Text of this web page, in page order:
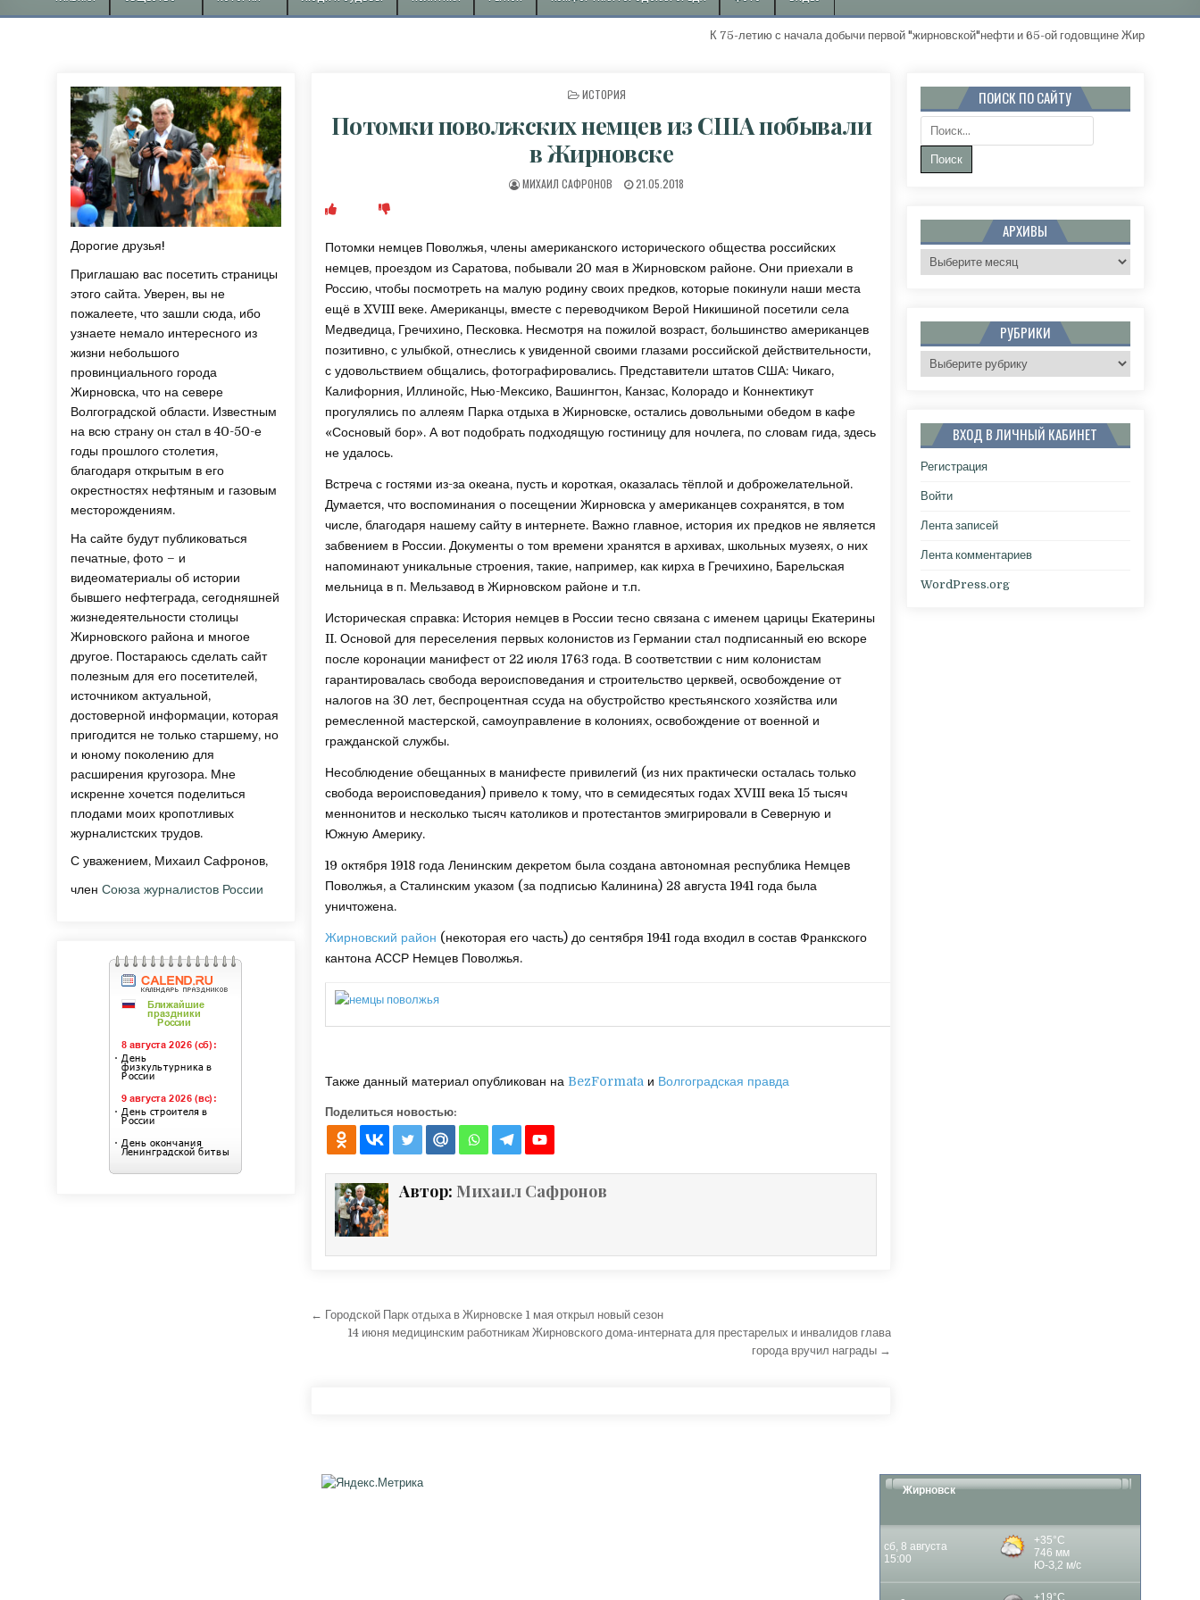
К 75-летию с начала добычи первой "жирновской"нефти и 65-ой годовщине
ОПУБЛИКОВАНО В
ИСТОРИЯ
Потомки поволжских немцев из США побывали
в Жирновске
АВТОР:
МИХАИЛ САФРОНОВ ДАТА ПУБЛИКАЦИИ:
21.05.2018
Потомки немцев Поволжья, члены американского исторического общества российских
немцев, проездом из Саратова, побывали 20 мая в Жирновском районе. Они приехали в
Россию, чтобы посмотреть на малую родину своих предков, которые покинули наши места
ещё в XVIII веке. Американцы, вместе с переводчиком Верой Никишиной посетили села
Медведица, Гречихино, Песковка. Несмотря на пожилой возраст, большинство американцев
позитивно, с улыбкой, отнеслись к увиденной своими глазами российской действительности,
с удовольствием общались, фотографировались. Представители штатов США: Чикаго,
Калифорния, Иллинойс, Нью-Мексико, Вашингтон, Канзас, Колорадо и Коннектикут
прогулялись по аллеям Парка отдыха в Жирновске, остались довольными обедом в кафе
«Сосновый бор». А вот подобрать подходящую гостиницу для ночлега, по словам гида, здесь
не удалось.
Встреча с гостями из-за океана, пусть и короткая, оказалась тёплой и доброжелательной.
Думается, что воспоминания о посещении Жирновска у американцев сохранятся, в том
числе, благодаря нашему сайту в интернете. Важно главное, история их предков не является
забвением в России. Документы о том времени хранятся в архивах, школьных музеях, о них
напоминают уникальные строения, такие, например, как кирха в Гречихино, Барельская
мельница в п. Мельзавод в Жирновском районе и т.п.
Историческая справка: История немцев в России тесно связана с именем царицы Екатерины
II. Основой для переселения первых колонистов из Германии стал подписанный ею вскоре
после коронации манифест от 22 июля 1763 года. В соответствии с ним колонистам
гарантировалась свобода вероисповедания и строительство церквей, освобождение от
налогов на 30 лет, беспроцентная ссуда на обустройство крестьянского хозяйства или
ремесленной мастерской, самоуправление в колониях, освобождение от военной и
гражданской службы.
Несоблюдение обещанных в манифесте привилегий (из них практически осталась только
свобода вероисповедания) привело к тому, что в семидесятых годах XVIII века 15 тысяч
меннонитов и несколько тысяч католиков и протестантов эмигрировали в Северную и
Южную Америку.
19 октября 1918 года Ленинским декретом была создана автономная республика Немцев
Поволжья, а Сталинским указом (за подписью Калинина) 28 августа 1941 года была
уничтожена.
Жирновский район (некоторая его часть) до сентября 1941 года входил в состав Франкского
кантона АССР Немцев Поволжья.
Также данный материал опубликован на BezFormata и Волгоградская правда
Поделиться новостью:
Автор: Михаил Сафронов
Навигация по записям
← Городской Парк отдыха в Жирновске 1 мая открыл новый сезон
14 июня медицинским работникам Жирновского дома-интерната для престарелых и инвалидов глава
города вручил награды →
Дорогие друзья!
Приглашаю вас посетить страницы
этого сайта. Уверен, вы не
пожалеете, что зашли сюда, ибо
узнаете немало интересного из
жизни небольшого
провинциального города
Жирновска, что на севере
Волгоградской области. Известным
на всю страну он стал в 40-50-е
годы прошлого столетия,
благодаря открытым в его
окрестностях нефтяным и газовым
месторождениям.
На сайте будут публиковаться
печатные, фото – и
видеоматериалы об истории
бывшего нефтеграда, сегодняшней
жизнедеятельности столицы
Жирновского района и многое
другое. Постараюсь сделать сайт
полезным для его посетителей,
источником актуальной,
достоверной информации, которая
пригодится не только старшему, но
и юному поколению для
расширения кругозора. Мне
искренне хочется поделиться
плодами моих кропотливых
журналистских трудов.
С уважением, Михаил Сафронов,
членСоюза журналистов России
ПОИСК ПО САЙТУ
Поиск:
АРХИВЫ
Архивы
РУБРИКИ
Рубрики
ВХОД В ЛИЧНЫЙ КАБИНЕТ
Регистрация
Войти
Лента записей
Лента комментариев
WordPress.org
Жирновск